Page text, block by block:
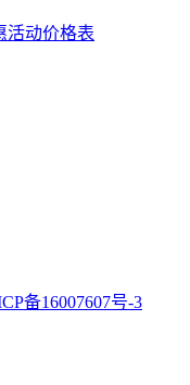
活动价格表
备16007607号-3